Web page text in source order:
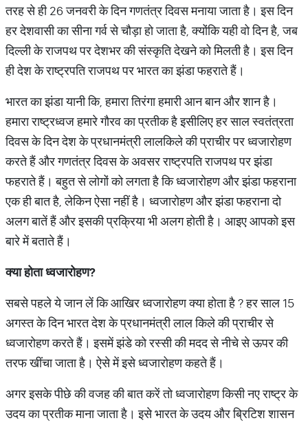
तरह से ही 26 जनवरी के दिन गणतंत्र दिवस मनाया जाता है। इस दिन
हर देशवासी का सीना गर्व से चौड़ा हो जाता है, क्योंकि यही वो दिन है, जब
दिल्ली के राजपथ पर देशभर की संस्कृति देखने को मिलती है। इस दिन
ही देश के राष्ट्रपति राजपथ पर भारत का झंडा फहराते हैं।
भारत का झंडा यानी कि, हमारा तिरंगा हमारी आन बान और शान है।
हमारा राष्ट्रध्वज हमारे गौरव का प्रतीक है इसीलिए हर साल स्वतंत्रता
दिवस के दिन देश के प्रधानमंत्री लालकिले की प्राचीर पर ध्वजारोहण
करते हैं और गणतंत्र दिवस के अवसर राष्ट्रपति राजपथ पर झंडा
फहराते हैं। बहुत से लोगों को लगता है कि ध्वजारोहण और झंडा फहराना
एक ही बात है, लेकिन ऐसा नहीं है। ध्वजारोहण और झंडा फहराना दो
अलग बातें हैं और इसकी प्रक्रिया भी अलग होती है। आइए आपको इस
बारे में बताते हैं।
क्याहोताध्वजारोहण?
सबसे पहले ये जान लें कि आखिर ध्वजारोहण क्या होता है ? हर साल 15
अगस्त के दिन भारत देश के प्रधानमंत्री लाल किले की प्राचीर से
ध्वजारोहण करते हैं। इसमें झंडे को रस्सी की मदद से नीचे से ऊपर की
तरफ खींचा जाता है। ऐसे में इसे ध्वजारोहण कहते हैं।
अगर इसके पीछे की वजह की बात करें तो ध्वजारोहण किसी नए राष्ट्र के
उदय का प्रतीक माना जाता है। इसे भारत के उदय और ब्रिटिश शासन